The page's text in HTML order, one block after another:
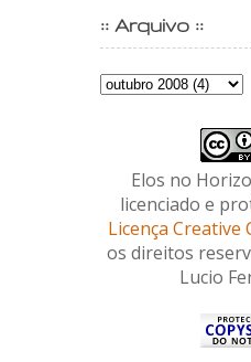
:: Arquivo ::
Elos no
licenciado e
Licença Creative
os direitos
Lucio